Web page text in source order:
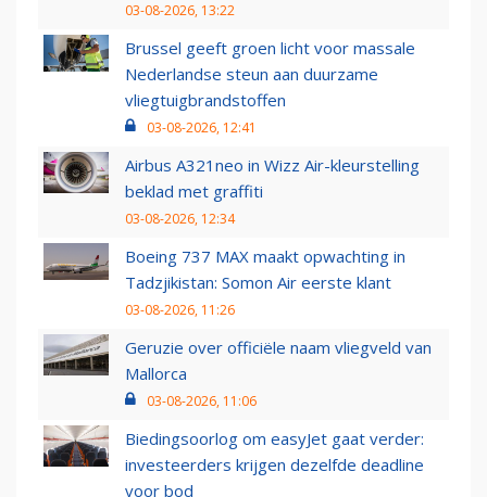
03-08-2026, 13:22
Brussel geeft groen licht voor massale
Nederlandse steun aan duurzame
vliegtuigbrandstoffen
03-08-2026, 12:41
Airbus A321neo in Wizz Air-kleurstelling
beklad met graffiti
03-08-2026, 12:34
Boeing 737 MAX maakt opwachting in
Tadzjikistan: Somon Air eerste klant
03-08-2026, 11:26
Geruzie over officiële naam vliegveld van
Mallorca
03-08-2026, 11:06
Biedingsoorlog om easyJet gaat verder:
investeerders krijgen dezelfde deadline
voor bod